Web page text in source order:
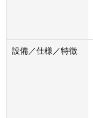
設備／仕様／特徴